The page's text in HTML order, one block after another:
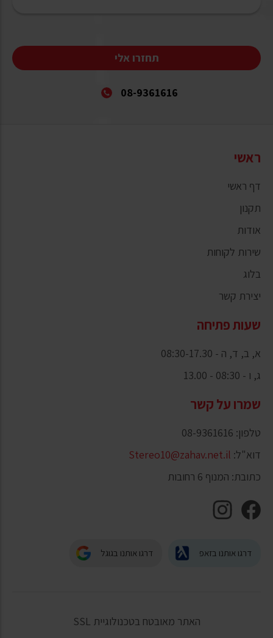
תחזרו אלי
08-9361616
ראשי
דף ראשי
תקנון
אודות
שירות לקוחות
בלוג
יצירת קשר
שעות פתיחה
א, ב, ד, ה - 08:30-17.30
ג, ו - 08:30 - 13.00
שמרו על קשר
טלפון: 08-9361616
דוא"ל: Stereo10@zahav.net.il
כתובת: המנוף 6 רחובות
דרגו אותנו בזאפ דרגו אותנו בגוגל
האתר מאובטח בטכנולוגיית SSL